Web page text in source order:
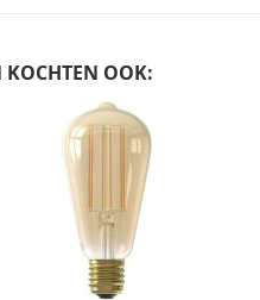
KOCHTEN OOK: